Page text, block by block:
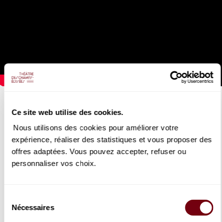
Ce site web utilise des cookies.
Nous utilisons des cookies pour améliorer votre
expérience, réaliser des statistiques et vous proposer des
offres adaptées. Vous pouvez accepter, refuser ou
personnaliser vos choix.
Nécessaires
Vents debout
15/12/2022
debout". Au programme, des œuvres concertantes de